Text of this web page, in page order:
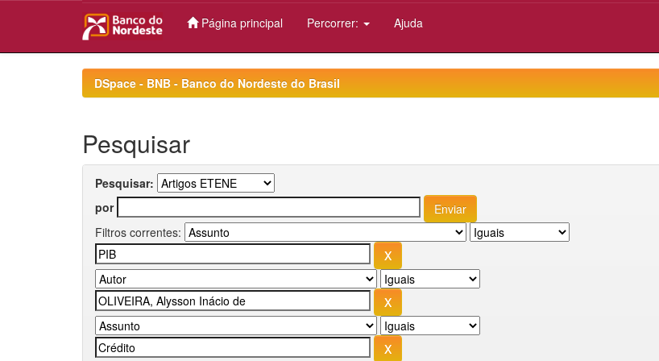
Página principal Percorrer: Ajuda
DSpace - BNB - Banco do Nordeste do Brasil
Pesquisar
Pesquisar:
por
Filtros correntes: